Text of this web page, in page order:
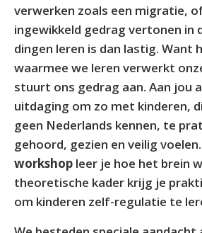
verwerken zoals een migratie,
ingewikkeld gedrag vertonen in
dingen leren is dan lastig. Want
waarmee we leren verwerkt
stuurt ons gedrag aan. Aan jou
uitdaging om zo met kinderen,
geen Nederlands kennen, te
gehoord, gezien en veilig
workshop leer je hoe het brein
theoretische kader krijg je
om kinderen zelf-regulatie te